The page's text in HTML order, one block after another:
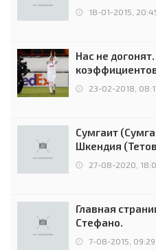
18-01-2015,
Нас не
Россией
23-02-2018,
Сумгаит
Шкендия
0:2 (0:0)
27-08-2020,
Главная
Стефано.
7-08-2015, 09:29